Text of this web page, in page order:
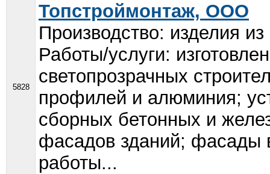
5828
Топстроймонтаж, ООО
Производство: изделия
Работы/услуги:
светопрозрачных
профилей и алюминия;
сборных бетонных и
фасадов зданий; фасады
работы...